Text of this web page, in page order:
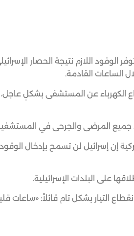
اللازم نتيجة الحصار
الساعات القادمة.
الكهرباء عن المستشفى بشكلٍ عاجل،
جميع المرضى والجرحى في
إن إسرائيل لن تسمح بإدخال
على البلدات الإسرائيلية.
التيار بشكل تام قائلاً: «ساعات